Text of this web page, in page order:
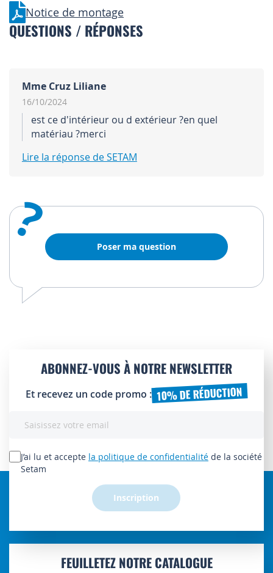
Notice de montage
QUESTIONS / RÉPONSES
Mme Cruz Liliane
16/10/2024
est ce d'intérieur ou d extérieur ?en quel
matériau ?merci
Lire la réponse de SETAM
? Poser ma question
ABONNEZ-VOUS À NOTRE NEWSLETTER
Et recevez un code promo : 10% DE RÉDUCTION
lettre
d’information
J’ai lu et accepte la politique de confidentialité de la société
Setam
Inscription
FEUILLETEZ NOTRE CATALOGUE